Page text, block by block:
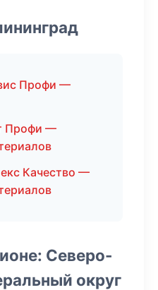
Профи —
Профи —
Качество —
Северо-
округ